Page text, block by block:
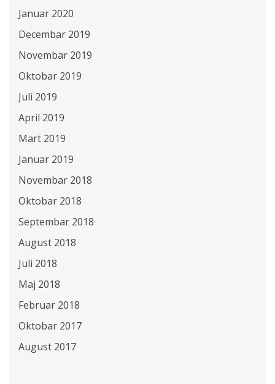
Januar 2020
Decembar 2019
Novembar 2019
Oktobar 2019
Juli 2019
April 2019
Mart 2019
Januar 2019
Novembar 2018
Oktobar 2018
Septembar 2018
August 2018
Juli 2018
Maj 2018
Februar 2018
Oktobar 2017
August 2017